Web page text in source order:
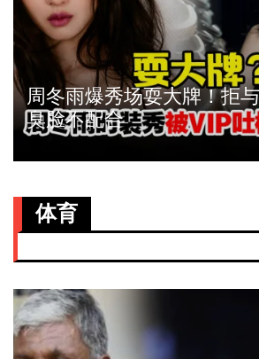
周冬雨爆秀场耍大牌！拒
臭脸不配合
体育